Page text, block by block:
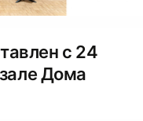
с 24
Дома